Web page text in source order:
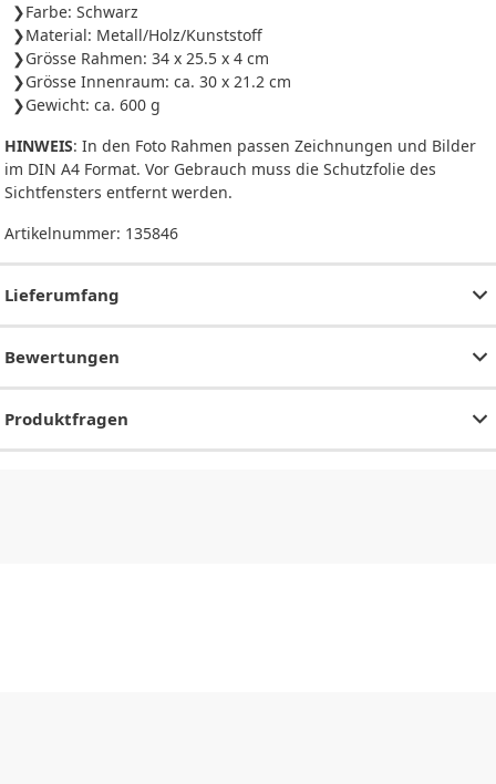
Farbe: Schwarz
Material: Metall/Holz/Kunststoff
Grösse Rahmen: 34 x 25.5 x 4 cm
Grösse Innenraum: ca. 30 x 21.2 cm
Gewicht: ca. 600 g
HINWEIS: In den Foto Rahmen passen Zeichnungen und Bilder
im DIN A4 Format. Vor Gebrauch muss die Schutzfolie des
Sichtfensters entfernt werden.
Artikelnummer: 135846
Lieferumfang
Bewertungen
Produktfragen